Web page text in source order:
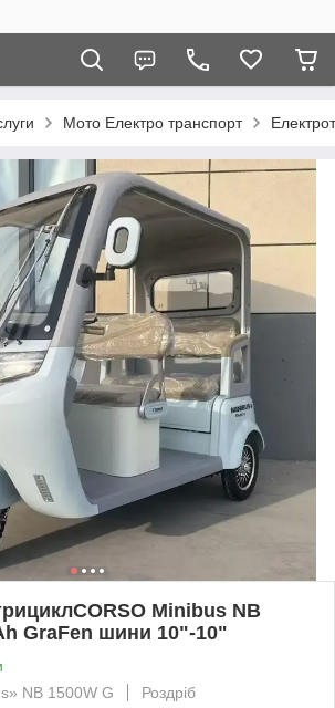
Мото Електро транспорт
Minibus NB
GraFen шини 10"-10"
NB 1500W G
Роздріб